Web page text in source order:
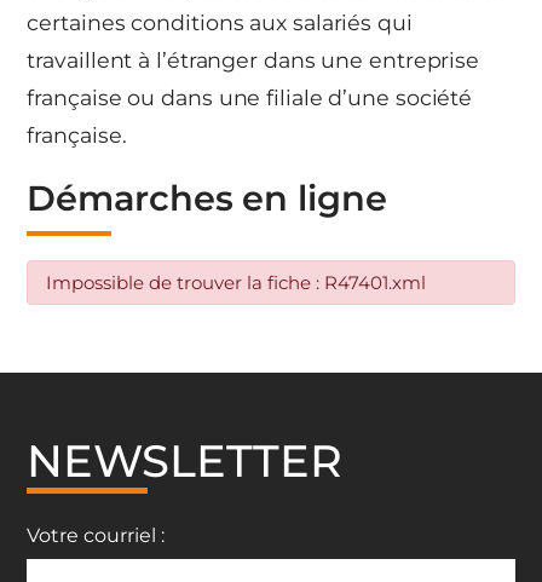
certaines conditions aux salariés qui
travaillent à l’étranger dans une entreprise
française ou dans une filiale d’une société
française.
Démarches en ligne
Impossible de trouver la fiche : R47401.xml
NEWSLETTER
Votre courriel :